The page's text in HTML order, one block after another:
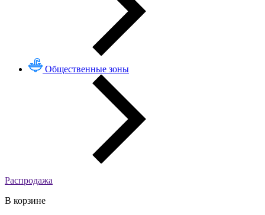
Общественные зоны
Распродажа
В корзине